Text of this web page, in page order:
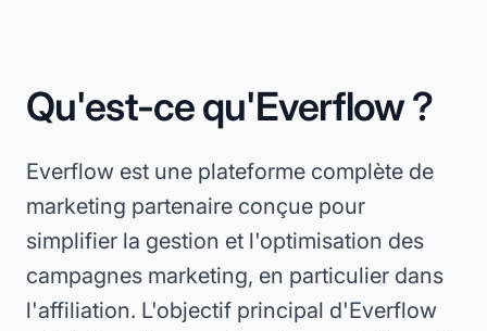
Qu'est-ce qu'Everflow ?
Everflow est une plateforme complète de
marketing partenaire conçue pour
simplifier la gestion et l'optimisation des
campagnes marketing, en particulier dans
l'affiliation. L'objectif principal d'Everflow